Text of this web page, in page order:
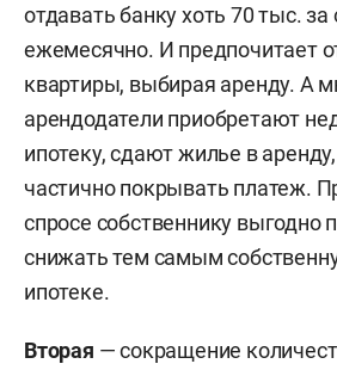
отдавать банку хоть 70 тыс.
ежемесячно. И предпочитает
квартиры, выбирая аренду. А
арендодатели приобретают
ипотеку, сдают жилье в
частично покрывать платеж.
спросе собственнику выгодно
снижать тем самым
ипотеке.
Вторая — сокращение